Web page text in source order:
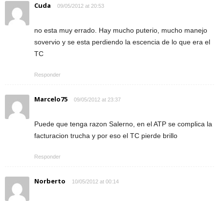
Cuda 09/05/2012 at 20:53
no esta muy errado. Hay mucho puterio, mucho manejo
sovervio y se esta perdiendo la escencia de lo que era el
TC
Responder
Marcelo75 09/05/2012 at 23:37
Puede que tenga razon Salerno, en el ATP se complica la
facturacion trucha y por eso el TC pierde brillo
Responder
Norberto 10/05/2012 at 00:14